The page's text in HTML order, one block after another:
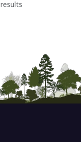
results